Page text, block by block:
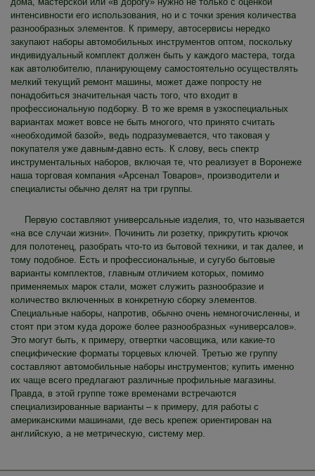
интенсивности его использования, но и с точки зрения количества
разнообразных элементов. К примеру, автосервисы нередко
закупают наборы автомобильных инструментов оптом, поскольку
индивидуальный комплект должен быть у каждого мастера, тогда
как автолюбителю, планирующему самостоятельно осуществлять
мелкий текущий ремонт машины, может даже попросту не
понадобиться значительная часть того, что входит в
профессиональную подборку. В то же время в узкоспециальных
вариантах может вовсе не быть многого, что принято считать
«необходимой базой», ведь подразумевается, что таковая у
покупателя уже давным-давно есть. К слову, весь спектр
инструментальных наборов, включая те, что реализует в Воронеже
наша торговая компания «Арсенал Товаров», производители и
специалисты обычно делят на три группы.
Первую составляют универсальные изделия, то, что называется
«на все случаи жизни». Починить ли розетку, прикрутить крючок
для полотенец, разобрать что-то из бытовой техники, и так далее, и
тому подобное. Есть и профессиональные, и сугубо бытовые
варианты комплектов, главным отличием которых, помимо
применяемых марок стали, может служить разнообразие и
количество включенных в конкретную сборку элементов.
Специальные наборы, напротив, обычно очень немногочисленны, и
стоят при этом куда дороже более разнообразных «универсалов».
Это могут быть, к примеру, отвертки часовщика, или какие-то
специфические форматы торцевых ключей. Третью же группу
составляют автомобильные наборы инструментов; купить именно
их чаще всего предлагают различные профильные магазины.
Правда, в этой группе тоже временами встречаются
специализированные варианты – к примеру, для работы с
американскими машинами, где весь крепеж ориентирован на
английскую, а не метрическую, систему мер.